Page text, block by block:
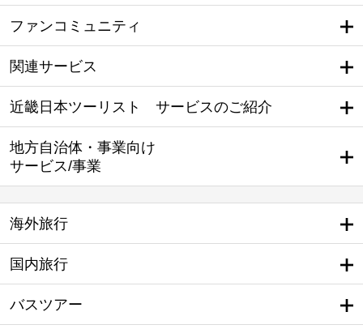
ファンコミュニティ
関連サービス
近畿日本ツーリスト サービスのご紹介
地方自治体・事業向け
サービス/事業
海外旅行
国内旅行
バスツアー